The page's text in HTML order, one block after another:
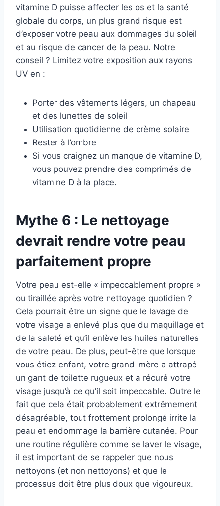
vitamine D puisse affecter les os et la santé
globale du corps, un plus grand risque est
d’exposer votre peau aux dommages du soleil
et au risque de cancer de la peau. Notre
conseil ? Limitez votre exposition aux rayons
UV en :
Porter des vêtements légers, un chapeau
et des lunettes de soleil
Utilisation quotidienne de crème solaire
Rester à l’ombre
Si vous craignez un manque de vitamine D,
vous pouvez prendre des comprimés de
vitamine D à la place.
Mythe 6 : Le nettoyage
devrait rendre votre peau
parfaitement propre
Votre peau est-elle « impeccablement propre »
ou tiraillée après votre nettoyage quotidien ?
Cela pourrait être un signe que le lavage de
votre visage a enlevé plus que du maquillage et
de la saleté et qu’il enlève les huiles naturelles
de votre peau. De plus, peut-être que lorsque
vous étiez enfant, votre grand-mère a attrapé
un gant de toilette rugueux et a récuré votre
visage jusqu’à ce qu’il soit impeccable. Outre le
fait que cela était probablement extrêmement
désagréable, tout frottement prolongé irrite la
peau et endommage la barrière cutanée. Pour
une routine régulière comme se laver le visage,
il est important de se rappeler que nous
nettoyons (et non nettoyons) et que le
processus doit être plus doux que vigoureux.